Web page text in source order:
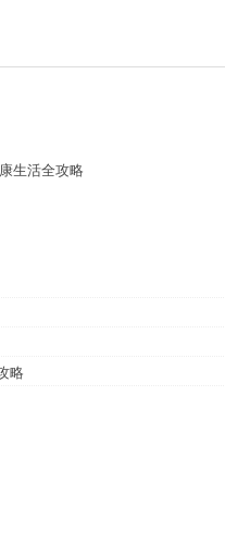
生活全攻略
略